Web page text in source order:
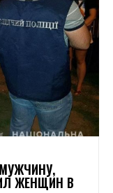
ЖЕНЩИН В